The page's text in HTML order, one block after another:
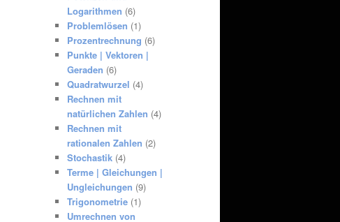
Logarithmen (6)
Problemlösen (1)
Prozentrechnung (6)
Punkte | Vektoren |
Geraden (6)
Quadratwurzel (4)
Rechnen mit
natürlichen Zahlen (4)
Rechnen mit
rationalen Zahlen (2)
Stochastik (4)
Terme | Gleichungen |
Ungleichungen (9)
Trigonometrie (1)
Umrechnen von